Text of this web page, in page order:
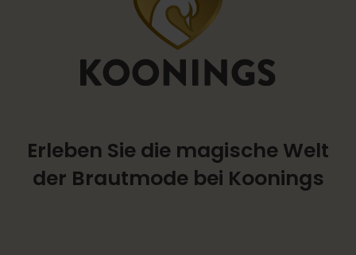
Erleben Sie die magische Welt
der Brautmode bei Koonings